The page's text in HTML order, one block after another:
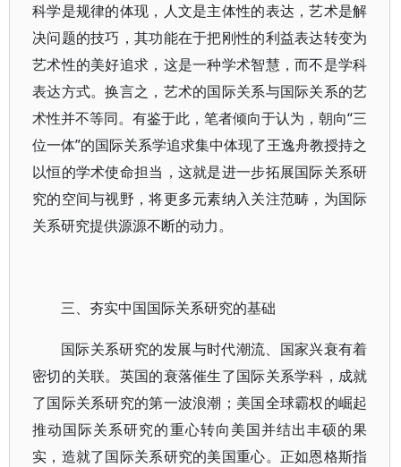
科学是规律的体现，人文是主体性的表达，艺术是解
决问题的技巧，其功能在于把刚性的利益表达转变为
艺术性的美好追求，这是一种学术智慧，而不是学科
表达方式。换言之，艺术的国际关系与国际关系的艺
术性并不等同。有鉴于此，笔者倾向于认为，朝向“三
位一体”的国际关系学追求集中体现了王逸舟教授持之
以恒的学术使命担当，这就是进一步拓展国际关系研
究的空间与视野，将更多元素纳入关注范畴，为国际
关系研究提供源源不断的动力。
三、夯实中国国际关系研究的基础
国际关系研究的发展与时代潮流、国家兴衰有着
密切的关联。英国的衰落催生了国际关系学科，成就
了国际关系研究的第一波浪潮；美国全球霸权的崛起
推动国际关系研究的重心转向美国并结出丰硕的果
实，造就了国际关系研究的美国重心。正如恩格斯指